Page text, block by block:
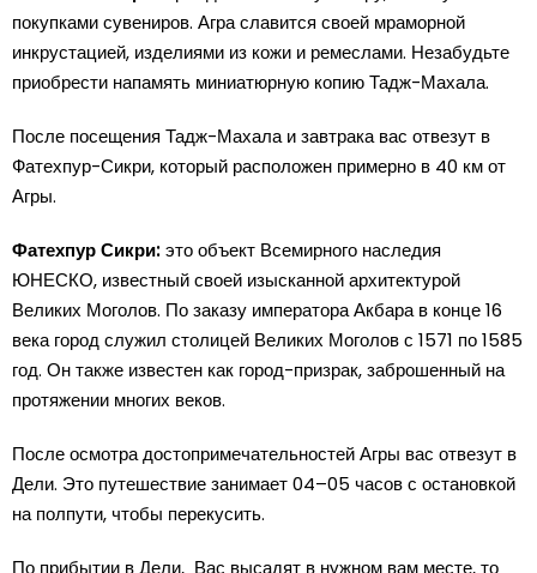
покупками сувениров. Агра славится своей мраморной
инкрустацией, изделиями из кожи и ремеслами. Незабудьте
приобрести напамять миниатюрную копию Тадж-Махала.
После посещения Тадж-Махала и завтрака вас отвезут в
Фатехпур-Сикри, который расположен примерно в 40 км от
Агры.
Фатехпур Сикри:это объект Всемирного наследия
ЮНЕСКО, известный своей изысканной архитектурой
Великих Моголов. По заказу императора Акбара в конце 16
века город служил столицей Великих Моголов с 1571 по 1585
год. Он также известен как город-призрак, заброшенный на
протяжении многих веков.
После осмотра достопримечательностей Агры вас отвезут в
Дели. Это путешествие занимает 04–05 часов с остановкой
на полпути, чтобы перекусить.
По прибытии в Дели, Вас высадят в нужном вам месте, то